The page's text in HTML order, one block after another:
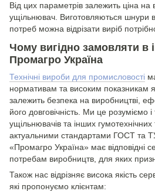
Від цих параметрів залежить ціна на
ущільнювач. Виготовляються шнури в
потреб можна відрізати виріб
Чому вигідно замовляти в
Промагро Україна
Технічні вироби для промисловості
нормативам та високим показникам
залежить безпека на виробництві,
його довговічність. Ми це розуміємо
ущільнювачів та інших
актуальними стандартами ГОСТ та
«Промагро Україна» має відповідні
потребам виробництв, для яких
Також нас відрізняє висока якість
які пропонуємо клієнтам: